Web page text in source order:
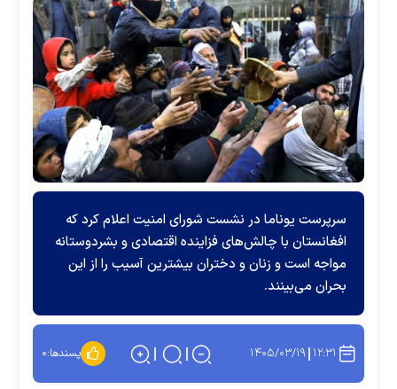
سرپرست یوناما در نشست شورای امنیت اعلام کرد که
افغانستان با چالش‌های فزاینده اقتصادی و بشردوستانه
مواجه است و زنان و دختران بیشترین آسیب را از این
بحران می‌بینند.
۱۲:۳۱ ۱۴۰۵/۰۳/۱۹ پسندها:۰